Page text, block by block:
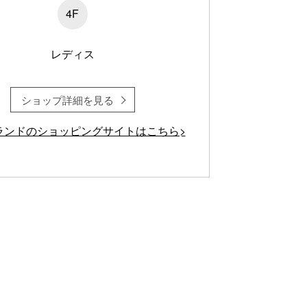
4F
レディス
ショップ詳細を見る
ドのショッピングサイトはこちら>